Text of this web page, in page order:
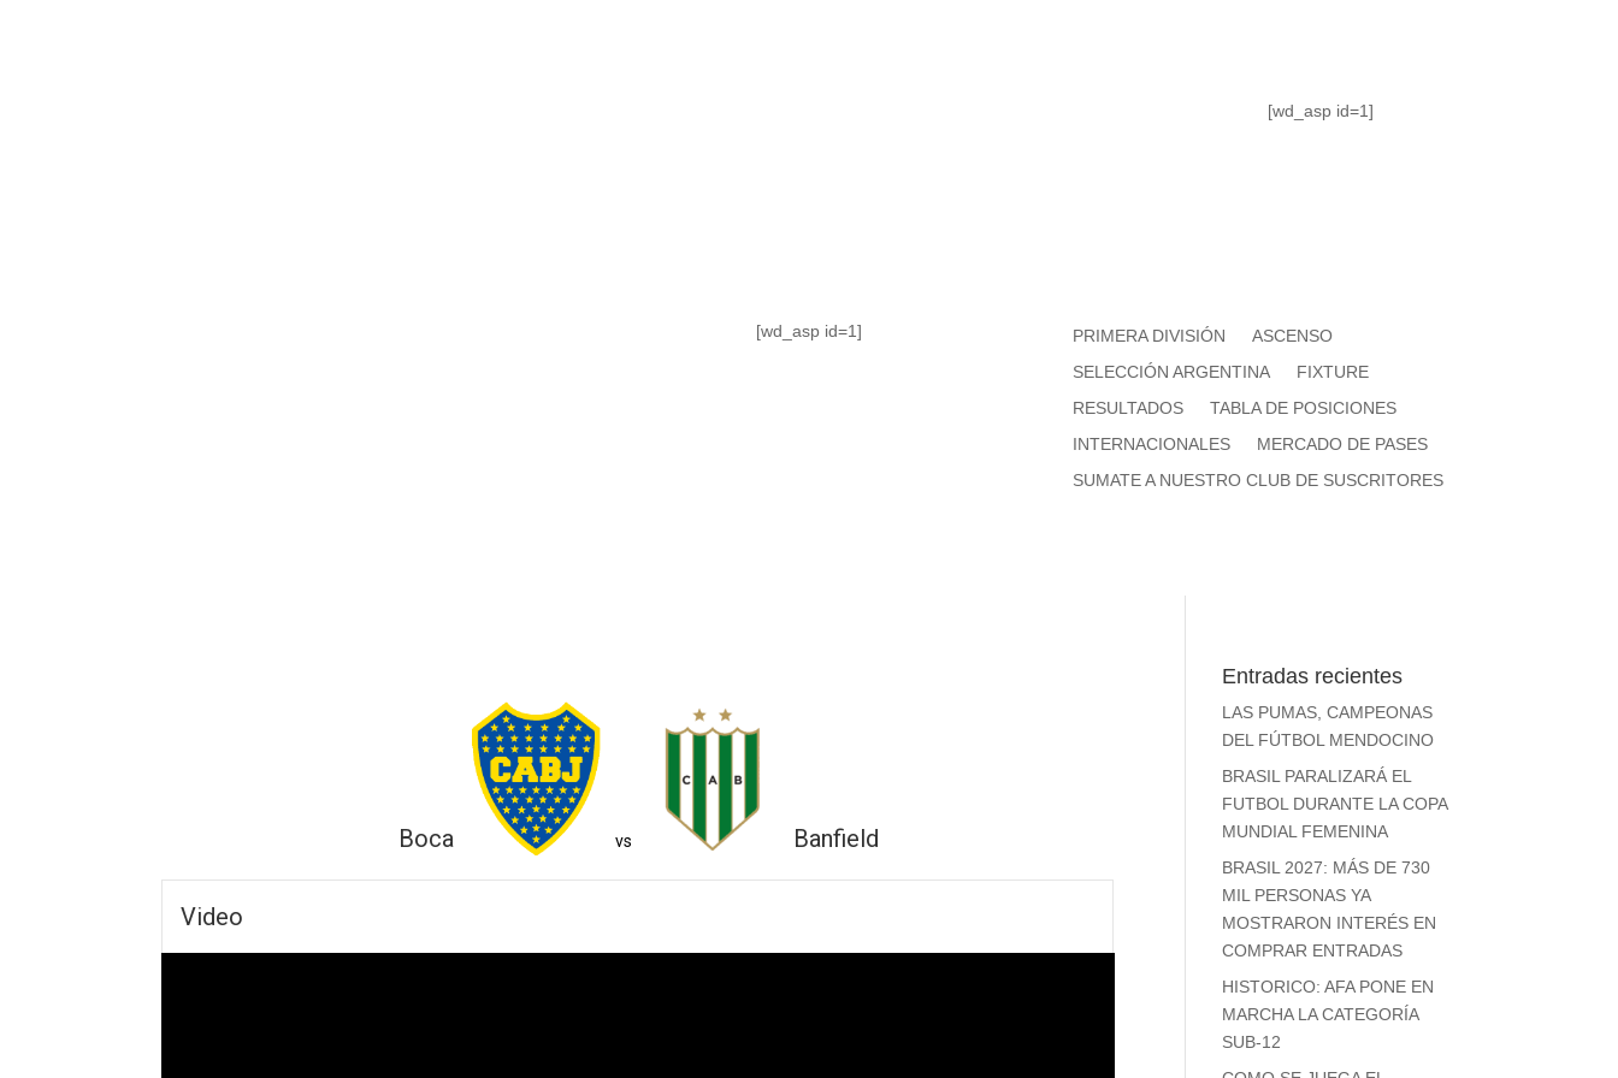
[wd_asp id=1]
[wd_asp id=1] PRIMERA DIVISIÓN
ASCENSO
SELECCIÓN ARGENTINA
FIXTURE
RESULTADOS
TABLA DE POSICIONES
INTERNACIONALES
MERCADO DE PASES
SUMATE A NUESTRO CLUB DE SUSCRITORES
Boca vs Banfield
Video
Entradas recientes
LAS PUMAS, CAMPEONAS
DEL FÚTBOL MENDOCINO
BRASIL PARALIZARÁ EL
FUTBOL DURANTE LA COPA
MUNDIAL FEMENINA
BRASIL 2027: MÁS DE 730
MIL PERSONAS YA
MOSTRARON INTERÉS EN
COMPRAR ENTRADAS
HISTORICO: AFA PONE EN
MARCHA LA CATEGORÍA
SUB-12